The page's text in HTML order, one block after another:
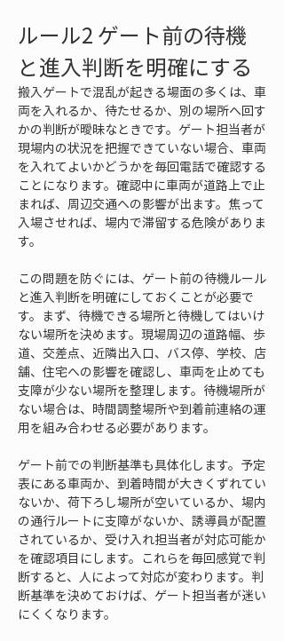
ルール2 ゲート前の待機
と進入判断を明確にする
搬入ゲートで混乱が起きる場面の多くは、車
両を入れるか、待たせるか、別の場所へ回す
かの判断が曖昧なときです。ゲート担当者が
現場内の状況を把握できていない場合、車両
を入れてよいかどうかを毎回電話で確認する
ことになります。確認中に車両が道路上で止
まれば、周辺交通への影響が出ます。焦って
入場させれば、場内で滞留する危険がありま
す。
この問題を防ぐには、ゲート前の待機ルール
と進入判断を明確にしておくことが必要で
す。まず、待機できる場所と待機してはいけ
ない場所を決めます。現場周辺の道路幅、歩
道、交差点、近隣出入口、バス停、学校、店
舗、住宅への影響を確認し、車両を止めても
支障が少ない場所を整理します。待機場所が
ない場合は、時間調整場所や到着前連絡の運
用を組み合わせる必要があります。
ゲート前での判断基準も具体化します。予定
表にある車両か、到着時間が大きくずれてい
ないか、荷下ろし場所が空いているか、場内
の通行ルートに支障がないか、誘導員が配置
されているか、受け入れ担当者が対応可能か
を確認項目にします。これらを毎回感覚で判
断すると、人によって対応が変わります。判
断基準を決めておけば、ゲート担当者が迷い
にくくなります。